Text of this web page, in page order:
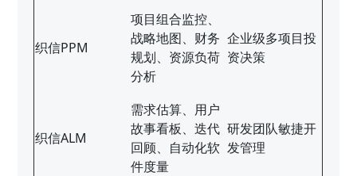
织信PPM
项目组合监控、
战略地图、财务
规划、资源负荷
分析
企业级多项目投
资决策
织信ALM
需求估算、用户
故事看板、迭代
回顾、自动化软
件度量
研发团队敏捷开
发管理